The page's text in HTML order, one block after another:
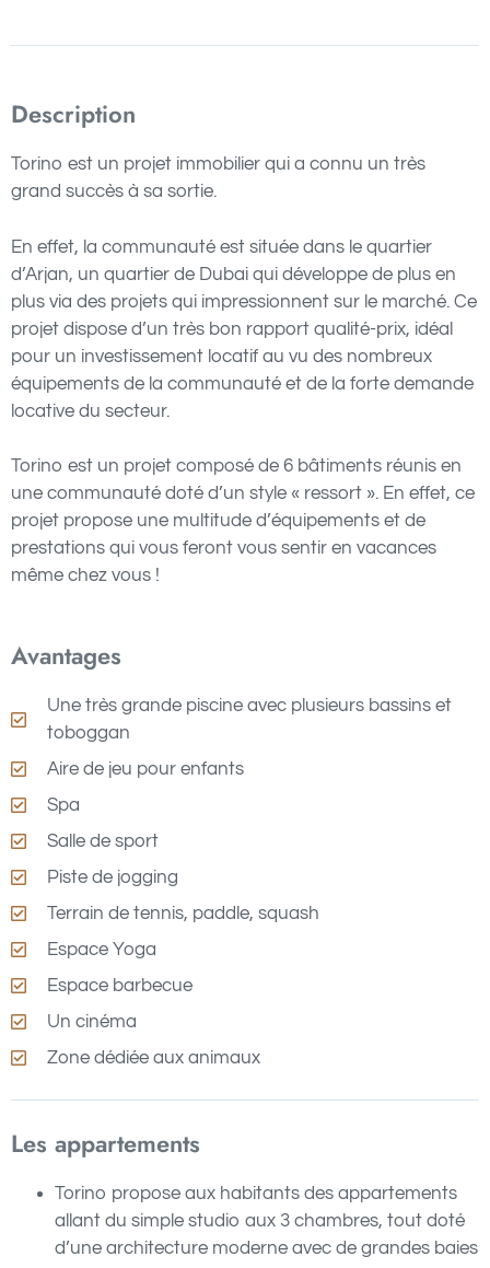
Description
Torino est un projet immobilier qui a connu un très
grand succès à sa sortie.
En effet, la communauté est située dans le quartier
d’Arjan, un quartier de Dubai qui développe de plus en
plus via des projets qui impressionnent sur le marché. Ce
projet dispose d’un très bon rapport qualité-prix, idéal
pour un investissement locatif au vu des nombreux
équipements de la communauté et de la forte demande
locative du secteur.
Torino est un projet composé de 6 bâtiments réunis en
une communauté doté d’un style « ressort ». En effet, ce
projet propose une multitude d’équipements et de
prestations qui vous feront vous sentir en vacances
même chez vous !
Avantages
Une très grande piscine avec plusieurs bassins et
toboggan
Aire de jeu pour enfants
Spa
Salle de sport
Piste de jogging
Terrain de tennis, paddle, squash
Espace Yoga
Espace barbecue
Un cinéma
Zone dédiée aux animaux
Les appartements
Torino propose aux habitants des appartements
allant du simple studio aux 3 chambres, tout doté
d’une architecture moderne avec de grandes baies